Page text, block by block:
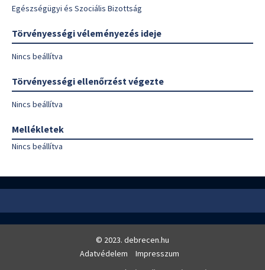
Egészségügyi és Szociális Bizottság
Törvényességi véleményezés ideje
Nincs beállítva
Törvényességi ellenőrzést végezte
Nincs beállítva
Mellékletek
Nincs beállítva
© 2023. debrecen.hu
Adatvédelem
Impresszum